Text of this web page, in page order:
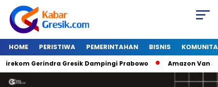
HOME PERISTIWA PEMERINTAHAN BISNIS
Gerindra Gresik Dampingi Prabowo Amazon Van Java